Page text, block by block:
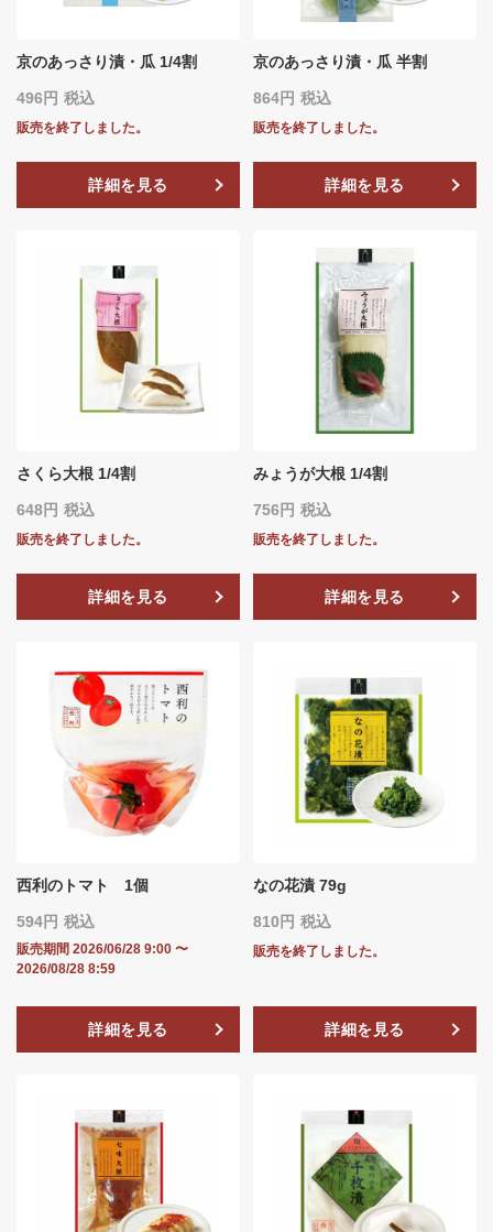
京のあっさり漬・瓜 1/4割
496 税込
販売を終了しました。
詳細を見る
京のあっさり漬・瓜 半割
864 税込
販売を終了しました。
詳細を見る
さくら大根 1/4割
648 税込
販売を終了しました。
詳細を見る
みょうが大根 1/4割
756 税込
販売を終了しました。
詳細を見る
西利のトマト 1個
594 税込
販売期間 2026/06/28 9:00 〜
2026/08/28 8:59
詳細を見る
なの花漬 79g
810 税込
販売を終了しました。
詳細を見る